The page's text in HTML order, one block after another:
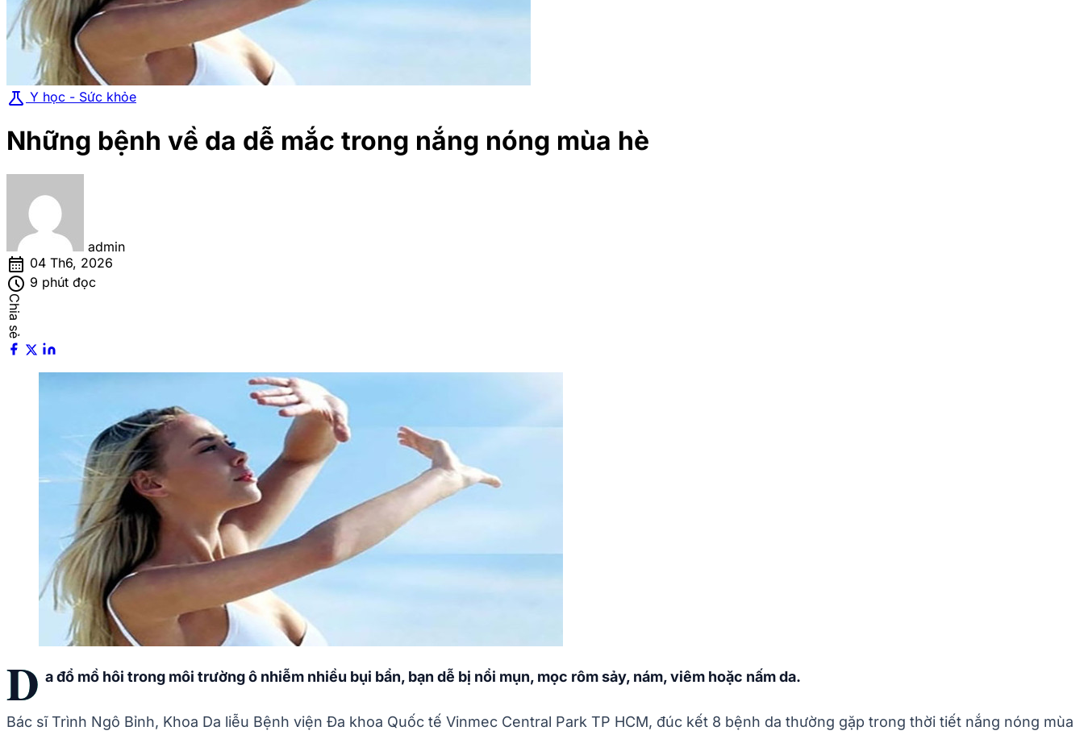
science Y học - Sức khỏe
Những bệnh về da dễ mắc trong nắng nóng mùa hè
admin
calendar_month 04 Th6, 2026
schedule 9 phút đọc
Chia sẻ
D a đổ mồ hôi trong môi trường ô nhiễm nhiều bụi bẩn, bạn dễ bị nổi mụn, mọc rôm sảy, nám, viêm hoặc nấm da.
Bác sĩ Trình Ngô Bỉnh, Khoa Da liễu Bệnh viện Đa khoa Quốc tế Vinmec Central Park TP HCM, đúc kết 8 bệnh da thường gặp trong thời tiết nắng nóng mùa